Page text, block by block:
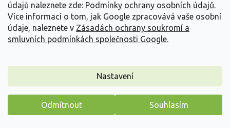
údajů naleznete zde: Podmínky ochrany osobních údajů.
Více informací o tom, jak Google zpracovává vaše osobní
údaje, naleznete v Zásadách ochrany soukromí a
smluvních podmínkách společnosti Google.
Nastavení
Odmítnout Souhlasím
Japonská azalka 'Nuccio S Lucky Charme'
Máme pro vás malý dárek